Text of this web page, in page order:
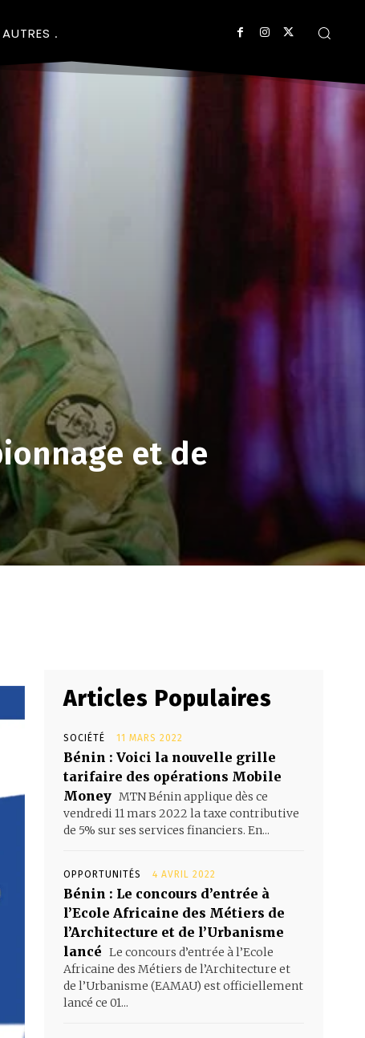
AUTRES
et de
Articles Populaires
SOCIÉTÉ 11 MARS 2022
Bénin : Voici la nouvelle grille
tarifaire des opérations Mobile
Money MTN Bénin applique dès ce
vendredi 11 mars 2022 la taxe contributive
de 5% sur ses services financiers. En...
OPPORTUNITÉS 4 AVRIL 2022
Bénin : Le concours d’entrée à
l’Ecole Africaine des Métiers de
l’Architecture et de l’Urbanisme
lancé Le concours d’entrée à l’Ecole
Africaine des Métiers de l’Architecture et
de l’Urbanisme (EAMAU) est officiellement
lancé ce 01...